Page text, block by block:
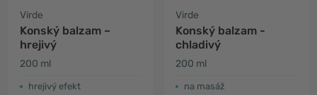
Virde
Konský balzam –
hrejivý
200 ml
hrejivý efekt
Virde
Konský balzam -
chladivý
200 ml
na masáž